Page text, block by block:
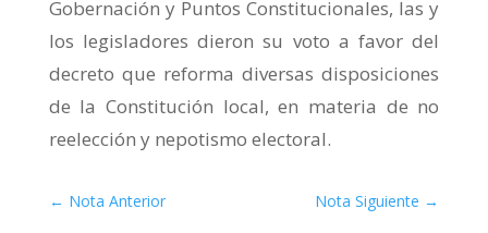
Gobernación y Puntos Constitucionales, las y
los legisladores dieron su voto a favor del
decreto que reforma diversas disposiciones
de la Constitución local, en materia de no
reelección y nepotismo electoral.
← Nota Anterior Nota Siguiente →